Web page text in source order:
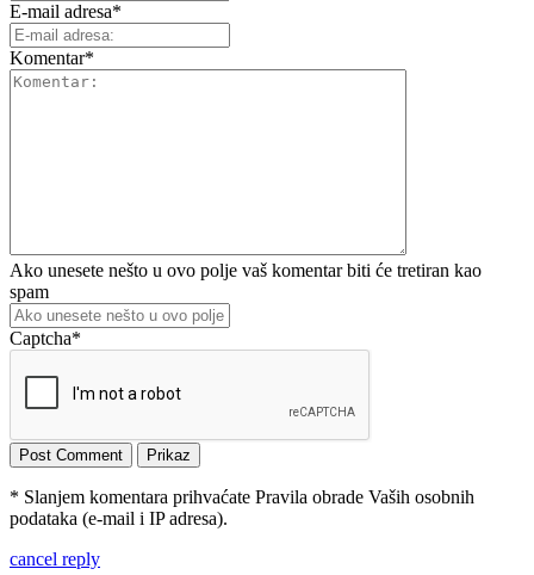
E-mail adresa*
Komentar*
Ako unesete nešto u ovo polje vaš komentar biti će tretiran kao
spam
Captcha*
* Slanjem komentara prihvaćate Pravila obrade Vaših osobnih
podataka (e-mail i IP adresa).
cancel reply